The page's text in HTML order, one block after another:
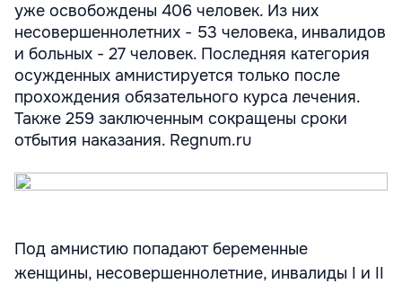
уже освобождены 406 человек. Из них
несовершеннолетних - 53 человека, инвалидов
и больных - 27 человек. Последняя категория
осужденных амнистируется только после
прохождения обязательного курса лечения.
Также 259 заключенным сокращены сроки
отбытия наказания. Regnum.ru
Под амнистию попадают беременные
женщины, несовершеннолетние, инвалиды I и II